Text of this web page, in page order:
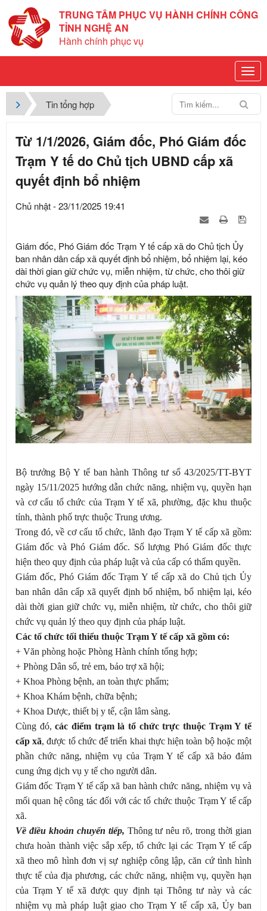
TRUNG TÂM PHỤC VỤ HÀNH CHÍNH CÔNG
TỈNH NGHỆ AN
Hành chính phục vụ
Tin tổng hợp
Từ 1/1/2026, Giám đốc, Phó Giám đốc
Trạm Y tế do Chủ tịch UBND cấp xã
quyết định bổ nhiệm
Chủ nhật - 23/11/2025 19:41
Giám đốc, Phó Giám đốc Trạm Y tế cấp xã do Chủ tịch Ủy
ban nhân dân cấp xã quyết định bổ nhiệm, bổ nhiệm lại, kéo
dài thời gian giữ chức vụ, miễn nhiệm, từ chức, cho thôi giữ
chức vụ quản lý theo quy định của pháp luật.
Bộ trưởng Bộ Y tế ban hành Thông tư số 43/2025/TT-BYT
ngày 15/11/2025 hướng dẫn chức năng, nhiệm vụ, quyền hạn
và cơ cấu tổ chức của Trạm Y tế xã, phường, đặc khu thuộc
tỉnh, thành phố trực thuộc Trung ương.
Trong đó, về cơ cấu tổ chức, lãnh đạo Trạm Y tế cấp xã gồm:
Giám đốc và Phó Giám đốc. Số lượng Phó Giám đốc thực
hiện theo quy định của pháp luật và của cấp có thẩm quyền.
Giám đốc, Phó Giám đốc Trạm Y tế cấp xã do Chủ tịch Ủy
ban nhân dân cấp xã quyết định bổ nhiệm, bổ nhiệm lại, kéo
dài thời gian giữ chức vụ, miễn nhiệm, từ chức, cho thôi giữ
chức vụ quản lý theo quy định của pháp luật.
Các tổ chức tối thiểu thuộc Trạm Y tế cấp xã gồm có:
+ Văn phòng hoặc Phòng Hành chính tổng hợp;
+ Phòng Dân số, trẻ em, bảo trợ xã hội;
+ Khoa Phòng bệnh, an toàn thực phẩm;
+ Khoa Khám bệnh, chữa bệnh;
+ Khoa Dược, thiết bị y tế, cận lâm sàng.
Cùng đó,các điểm trạm là tổ chức trực thuộc Trạm Y tế
cấp xã, được tổ chức để triển khai thực hiện toàn bộ hoặc một
phần chức năng, nhiệm vụ của Trạm Y tế cấp xã bảo đảm
cung ứng dịch vụ y tế cho người dân.
Giám đốc Trạm Y tế cấp xã ban hành chức năng, nhiệm vụ và
mối quan hệ công tác đối với các tổ chức thuộc Trạm Y tế cấp
xã.
Về điều khoản chuyển tiếp, Thông tư nêu rõ, trong thời gian
chưa hoàn thành việc sắp xếp, tổ chức lại các Trạm Y tế cấp
xã theo mô hình đơn vị sự nghiệp công lập, căn cứ tình hình
thực tế của địa phương, các chức năng, nhiệm vụ, quyền hạn
của Trạm Y tế xã được quy định tại Thông tư này và các
nhiệm vụ mà pháp luật giao cho Trạm Y tế cấp xã, Ủy ban